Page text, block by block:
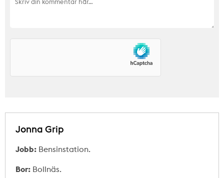
Jonna Grip
Jobb: Bensinstation.
Bor: Bollnäs.